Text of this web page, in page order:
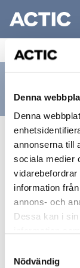
Denna
Denna
annonserna till
sociala medier
vidarebefordrar
information
annons- och
Dessa kan i
Nödvändig
/Träning på Actic
Utforska Actics
kategori som
närmast. Våra
dig mot bättre
utveckling i din
både barn och
Välj gym